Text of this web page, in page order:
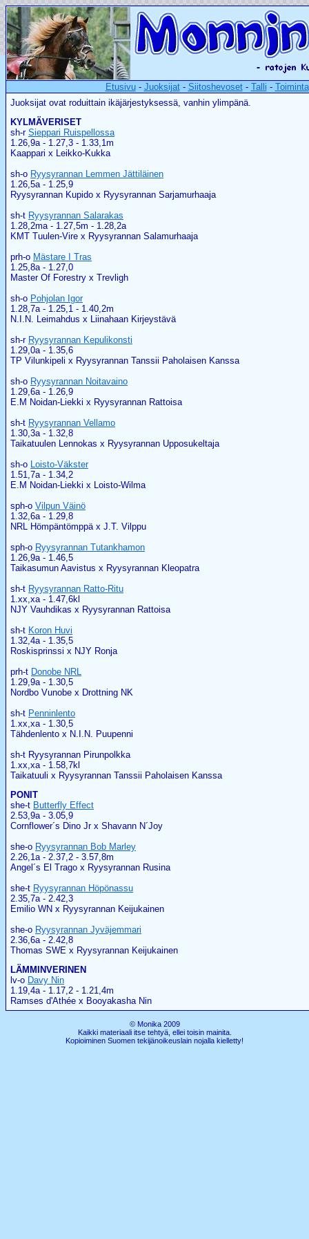
Etusivu- Juoksijat- Siitoshevoset- Talli - Toiminta
Juoksijat ovat roduittain ikäjärjestyksessä, vanhin ylimpänä.
KYLMÄVERISET
sh-r Sieppari Ruispellossa
1.26,9a - 1.27,3 - 1.33,1m
Kaappari x Leikko-Kukka
sh-o Ryysyrannan Lemmen Jättiläinen
1.26,5a - 1.25,9
Ryysyrannan Kupido x Ryysyrannan Sarjamurhaaja
sh-t Ryysyrannan Salarakas
1.28,2ma - 1.27,5m - 1.28,2a
KMT Tuulen-Vire x Ryysyrannan Salamurhaaja
prh-o Mästare I Tras
1.25,8a - 1.27,0
Master Of Forestry x Trevligh
sh-o Pohjolan Igor
1.28,7a - 1.25,1 - 1.40,2m
N.I.N. Leimahdus x Liinahaan Kirjeystävä
sh-r Ryysyrannan Kepulikonsti
1.29,0a - 1.35,6
TP Vilunkipeli x Ryysyrannan Tanssii Paholaisen Kanssa
sh-o Ryysyrannan Noitavaino
1.29,6a - 1.26,9
E.M Noidan-Liekki x Ryysyrannan Rattoisa
sh-t Ryysyrannan Vellamo
1.30,3a - 1.32,8
Taikatuulen Lennokas x Ryysyrannan Upposukeltaja
sh-o Loisto-Väkster
1.51,7a - 1.34,2
E.M Noidan-Liekki x Loisto-Wilma
sph-o Vilpun Väinö
1.32,6a - 1.29,8
NRL Hömpäntömppä x J.T. Vilppu
sph-o Ryysyrannan Tutankhamon
1.26,9a - 1.46,5
Taikasumun Aavistus x Ryysyrannan Kleopatra
sh-t Ryysyrannan Ratto-Ritu
1.xx,xa - 1.47,6kl
NJY Vauhdikas x Ryysyrannan Rattoisa
sh-t Koron Huvi
1.32,4a - 1.35,5
Roskisprinssi x NJY Ronja
prh-t Donobe NRL
1.29,9a - 1.30,5
Nordbo Vunobe x Drottning NK
sh-t Penninlento
1.xx,xa - 1.30,5
Tähdenlento x N.I.N. Puupenni
sh-t Ryysyrannan Pirunpolkka
1.xx,xa - 1.58,7kl
Taikatuuli x Ryysyrannan Tanssii Paholaisen Kanssa
PONIT
she-t Butterfly Effect
2.53,9a - 3.05,9
Cornflower´s Dino Jr x Shavann N´Joy
she-o Ryysyrannan Bob Marley
2.26,1a - 2.37,2 - 3.57,8m
Angel´s El Trago x Ryysyrannan Rusina
she-t Ryysyrannan Höpönassu
2.35,7a - 2.42,3
Emilio WN x Ryysyrannan Keijukainen
she-o Ryysyrannan Jyväjemmari
2.36,6a - 2.42,8
Thomas SWE x Ryysyrannan Keijukainen
LÄMMINVERINEN
lv-o Davy Nin
1.19,4a - 1.17,2 - 1.21,4m
Ramses d'Athée x Booyakasha Nin
© Monika 2009
Kaikki materiaali itse tehtyä, ellei toisin mainita.
Kopioiminen Suomen tekijänoikeuslain nojalla kielletty!